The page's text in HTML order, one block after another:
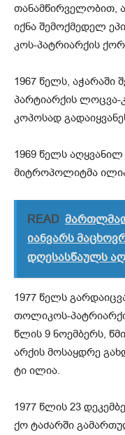
თა­ნამ­წირ­ვე­ლო­ბით,
იქნა შე­მოქ­მე­დელ
კოს-პატ­რი­არ­ქის
1967 წელს, აჭა­რა­ში
პარ­ტი­არ­ქის ლოც­ვა-
კო­პო­სად
1969 წელს
მიტ­რო­პო­ლიტ­მა
READ
იანვარს
დღესასწაულს
1977 წელს
თო­ლი­კოს-
წლის 9 ნო­ემ­ბერს,
არ­ქის მო­საყ­დრე
ტი ილია.
1977 წლის 23
ქო ტა­ძარ­ში